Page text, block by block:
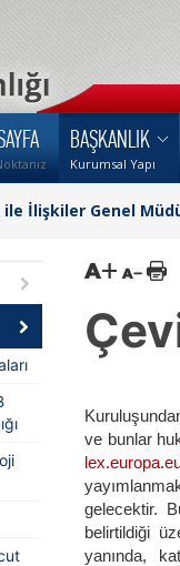
BAŞKANLIK
Kurumsal Yapı
İlişkiler Genel
ve bunlar
gelecektir.
belirtildiği
yanında,